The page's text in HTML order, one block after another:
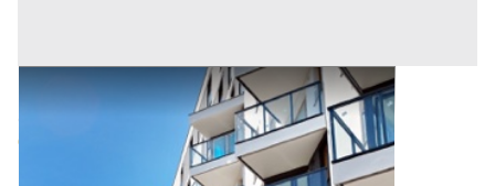
Appartamento all'asta a Padova
Megliadino San Vitale (Padova)
65.000 € 86.600 €